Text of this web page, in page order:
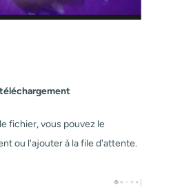
fichier, vous pouvez le
ou l'ajouter à la file d'attente.